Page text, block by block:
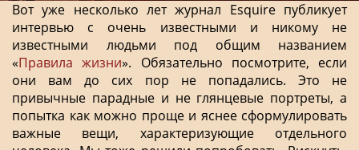
Вот уже несколько лет журнал Esquire публикует
интервью с очень известными и никому не
известными людьми под общим названием
«Правила жизни». Обязательно посмотрите, если
они вам до сих пор не попадались. Это не
привычные парадные и не глянцевые портреты, а
попытка как можно проще и яснее сформулировать
важные вещи, характеризующие отдельного